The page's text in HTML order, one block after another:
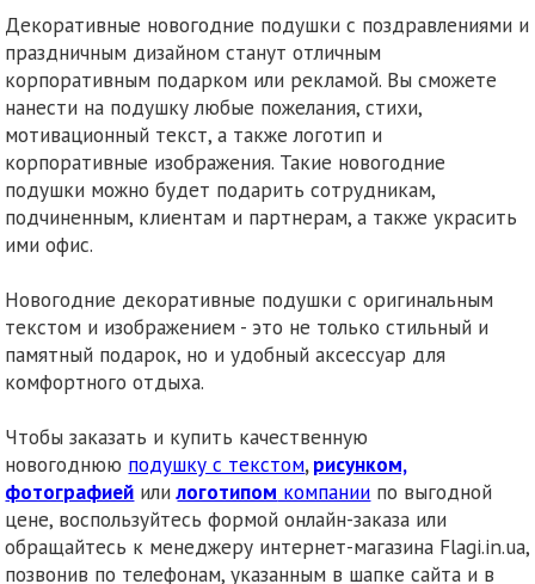
Декоративные новогодние подушки с поздравлениями и
праздничным дизайном станут отличным
корпоративным подарком или рекламой. Вы сможете
нанести на подушку любые пожелания, стихи,
мотивационный текст, а также логотип и
корпоративные изображения. Такие новогодние
подушки можно будет подарить сотрудникам,
подчиненным, клиентам и партнерам, а также украсить
ими офис.
Новогодние декоративные подушки с оригинальным
текстом и изображением - это не только стильный и
памятный подарок, но и удобный аксессуар для
комфортного отдыха.
Чтобы заказать и купить качественную
новогоднюю подушку с текстом,рисунком,
фотографией илилоготипом компании по выгодной
цене, воспользуйтесь формой онлайн-заказа или
обращайтесь к менеджеру интернет-магазина Flagi.in.ua,
позвонив по телефонам, указанным в шапке сайта и в